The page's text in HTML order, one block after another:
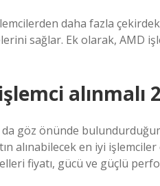
daha fazla
sağlar. Ek olarak, AMD
alınmalı
göz önünde
alınabilecek en iyi
fiyatı, gücü ve güçlü